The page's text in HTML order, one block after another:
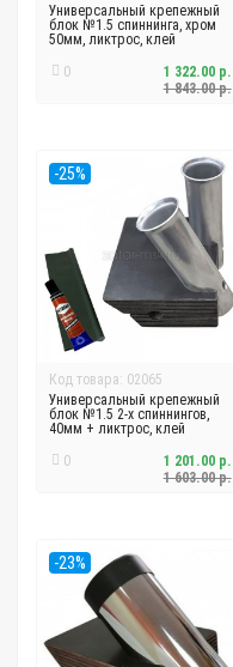
Универсальный крепежный
блок №1.5 спиннинга, хром
50мм, ликтрос, клей
0
1 843.00 р.
1 322.00 р.
-25%
Код товара: 02065
Универсальный крепежный
блок №1.5 2-х спиннингов,
40мм + ликтрос, клей
0
1 603.00 р.
1 201.00 р.
-23%